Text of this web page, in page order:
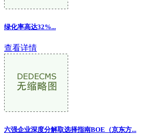
绿化率高达32%...
查看详情
六强企业深度分解取选择指南BOE（京东方...